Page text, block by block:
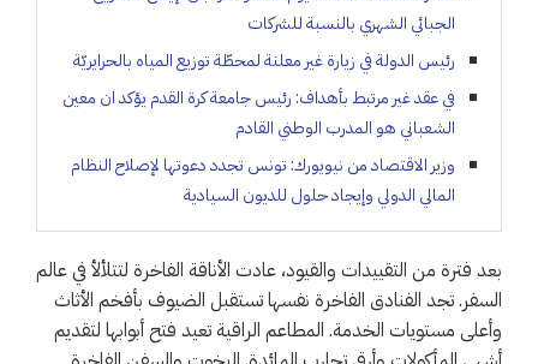
الجبائي الشهري بالنسبة للشركات
رئيس الدولة في زيارة غير معلنة لمحطّة توزيع المياه بالحرايريّة
في عقد غير مرتبط بأهداف: رئيس جامعة كرة القدم يؤكد ان معين
الشعباني هو المدرب الوطني القادم
وزير الاقتصاد من نيويورك: تونس تجدد دعوتها لإصلاح النظام
المالي الدولي وإيجاد حلول للديون السيادية
بعد فترة من التقييدات والقيود، عادت الأناقة الفاخرة لتتلألأ في عالم
السفر. تجد الفنادق الفاخرة نفسها تستقبل الضيوف بأفخم الأثاث
وأعلى مستويات الخدمة. المطاعم الراقية تعيد فتح أبوابها لتقديم